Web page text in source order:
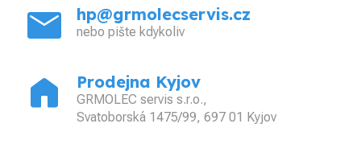
mail hp@grmolecservis.cz
nebo pište kdykoliv
home Prodejna Kyjov
GRMOLEC servis s.r.o.,
Svatoborská 1475/99, 697 01 Kyjov